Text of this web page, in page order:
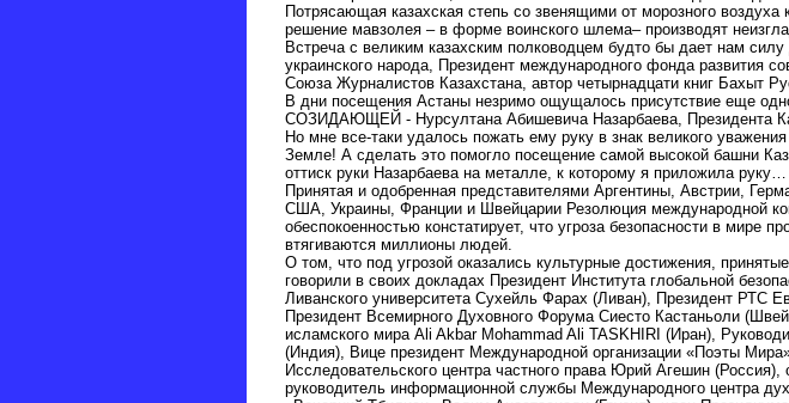
Потрясающая казахская степь со звенящими от морозного
решение мавзолея – в форме воинского шлема– производят
Встреча с великим казахским полководцем будто бы дает нам
украинского народа, Президент международного фонда развития
Союза Журналистов Казахстана, автор четырнадцати книг Бахыт
В дни посещения Астаны незримо ощущалось присутствие еще
СОЗИДАЮЩЕЙ - Нурсултана Абишевича Назарбаева, Президента
Но мне все-таки удалось пожать ему руку в знак великого
Земле! А сделать это помогло посещение самой высокой башни
оттиск руки Назарбаева на металле, к которому я приложила руку…
Принятая и одобренная представителями Аргентины, Австрии,
США, Украины, Франции и Швейцарии Резолюция международной
обеспокоенностью констатирует, что угроза безопасности в мире
втягиваются миллионы людей.
О том, что под угрозой оказались культурные достижения,
говорили в своих докладах Президент Института глобальной
Ливанского университета Сухейль Фарах (Ливан), Президент РТС
Президент Всемирного Духовного Форума Сиесто Кастаньоли
исламского мира Ali Akbar Mohammad Ali TASKHIRI (Иран),
(Индия), Вице президент Международной организации «Поэты
Исследовательского центра частного права Юрий Агешин
руководитель информационной службы Международного центра